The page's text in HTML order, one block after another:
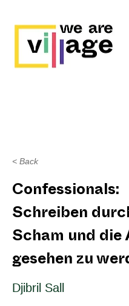
< Back
Confessionals:
Schreiben
Scham und die
gesehen zu
Djibril Sall